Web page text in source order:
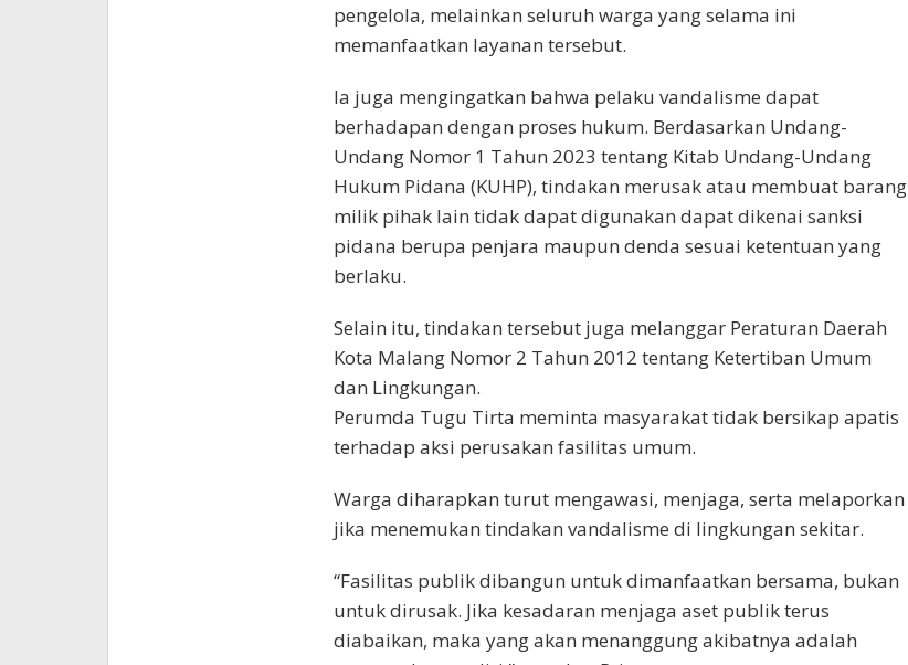
pengelola, melainkan seluruh warga yang selama ini
memanfaatkan layanan tersebut.
Ia juga mengingatkan bahwa pelaku vandalisme dapat
berhadapan dengan proses hukum. Berdasarkan Undang-
Undang Nomor 1 Tahun 2023 tentang Kitab Undang-Undang
Hukum Pidana (KUHP), tindakan merusak atau membuat barang
milik pihak lain tidak dapat digunakan dapat dikenai sanksi
pidana berupa penjara maupun denda sesuai ketentuan yang
berlaku.
Selain itu, tindakan tersebut juga melanggar Peraturan Daerah
Kota Malang Nomor 2 Tahun 2012 tentang Ketertiban Umum
dan Lingkungan.
Perumda Tugu Tirta meminta masyarakat tidak bersikap apatis
terhadap aksi perusakan fasilitas umum.
Warga diharapkan turut mengawasi, menjaga, serta melaporkan
jika menemukan tindakan vandalisme di lingkungan sekitar.
“Fasilitas publik dibangun untuk dimanfaatkan bersama, bukan
untuk dirusak. Jika kesadaran menjaga aset publik terus
diabaikan, maka yang akan menanggung akibatnya adalah